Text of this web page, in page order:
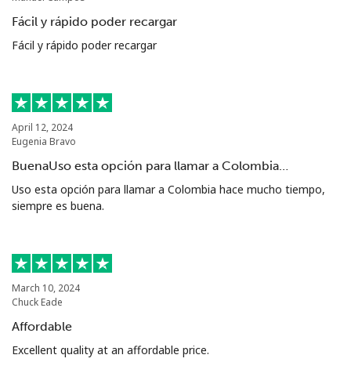
Fácil y rápido poder recargar
Fácil y rápido poder recargar
April 12, 2024
Eugenia Bravo
BuenaUso esta opción para llamar a Colombia…
Uso esta opción para llamar a Colombia hace mucho tiempo,
siempre es buena.
March 10, 2024
Chuck Eade
Affordable
Excellent quality at an affordable price.